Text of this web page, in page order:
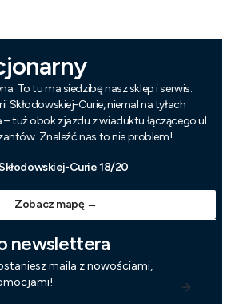
To tu ma siedzibę nasz sklep i serwis.
Skłodowskiej-Curie, niemal na tyłach
tuż obok zjazdu z wiaduktu łączącego ul.
Znaleźć nas to nie problem!
Curie 18/20
Zobacz mapę →
newslettera
maila z nowościami,